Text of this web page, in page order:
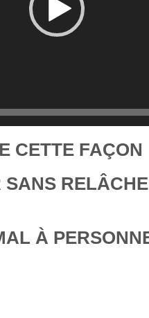
CETTE FAÇON
SANS
À